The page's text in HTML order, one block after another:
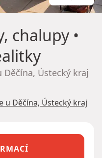
chalupy•
Děčína, Ústecký kraj
u Děčína, Ústecký kraj